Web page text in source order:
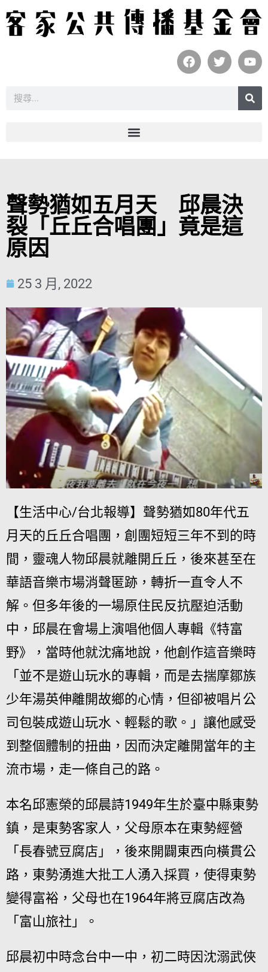
聲勢猶如五月天 邱晨決
裂「丘丘合唱團」竟是這
原因
25 3 月, 2022
【生活中心/台北報導】聲勢猶如80年代五
月天的丘丘合唱團，創團短短三年不到的時
間，靈魂人物邱晨就離開丘丘，後來甚至在
華語音樂市場消聲匿跡，轉折一直令人不
解。但多年後的一場原住民反抗壓迫活動
中，邱晨在會場上演唱他個人專輯《特富
野》，當時他就沈痛地說，他創作這音樂時
「並不是遊山玩水的專輯，而是去揣摩鄒族
少年湯英伸離開故鄉的心情，但卻被唱片公
司包裝成遊山玩水、輕鬆的歌。」讓他感受
到整個體制的扭曲，因而決定離開當年的主
流市場，走一條自己的路。
本名邱憲榮的邱晨詩1949年生於臺中縣東勢
鎮，是東勢客家人，父母原本在東勢經營
「長春號豆腐店」，後來開闢東西向橫貫公
路，東勢湧進大批工人湧入採買，使得東勢
變得富裕，父母也在1964年將豆腐店改為
「富山旅社」。
邱晨初中時念台中一中，初二時因沈溺武俠